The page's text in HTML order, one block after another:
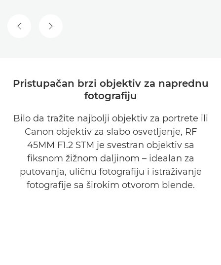
PRETHODNI SLAJD
SLEDEĆI SLAJD
Pristupačan brzi objektiv za naprednu
fotografiju
Bilo da tražite najbolji objektiv za portrete ili
Canon objektiv za slabo osvetljenje, RF
45MM F1.2 STM je svestran objektiv sa
fiksnom žižnom daljinom – idealan za
putovanja, uličnu fotografiju i istraživanje
fotografije sa širokim otvorom blende.